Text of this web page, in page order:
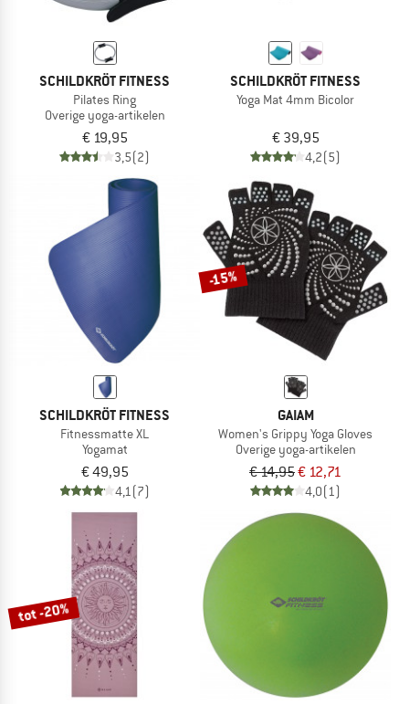
SCHILDKRÖT FITNESS
Pilates Ring
Overige yoga-artikelen
€ 19,95
3,5(2)
SCHILDKRÖT FITNESS
Yoga Mat 4mm Bicolor
€ 39,95
4,2(5)
SCHILDKRÖT FITNESS
Fitnessmatte XL
Yogamat
€ 49,95
4,1(7)
-15%
GAIAM
Women's Grippy Yoga Gloves
Overige yoga-artikelen
€ 14,95€ 12,71
4,0(1)
tot -20%